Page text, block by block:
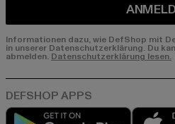
Informationen dazu, wie DefShop mit
in unserer Datenschutzerklärung. Du
abmelden. Datenschutzerklärung lesen.
Play